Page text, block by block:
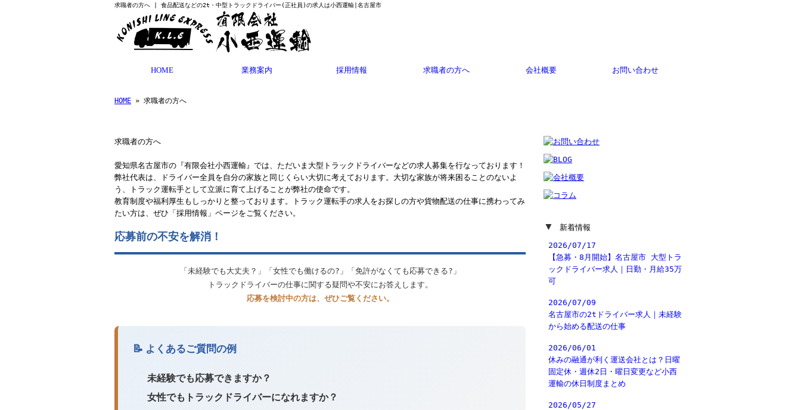
求職者の方へ | 食品配送などの2t・中型トラックドライバー(正社員)の求人は小西運輸|名古屋市
HOME 業務案内 採用情報 求職者の方へ 会社概要 お問い合わせ
HOME » 求職者の方へ
求職者の方へ
愛知県名古屋市の『有限会社小西運輸』では、ただいま大型トラックドライバーなどの求人募集を行なっております！
弊社代表は、ドライバー全員を自分の家族と同じくらい大切に考えております。大切な家族が将来困ることのないよ
う、トラック運転手として立派に育て上げることが弊社の使命です。
教育制度や福利厚生もしっかりと整っております。トラック運転手の求人をお探しの方や貨物配送の仕事に携わってみ
たい方は、ぜひ「採用情報」ページをご覧ください。
応募前の不安を解消！
「未経験でも大丈夫？」「女性でも働けるの?」「免許がなくても応募できる?」
トラックドライバーの仕事に関する疑問や不安にお答えします。
応募を検討中の方は、ぜひご覧ください。
📝 よくあるご質問の例
未経験でも応募できますか？
女性でもトラックドライバーになれますか？
▼ 新着情報
2026/07/17
【急募・8月開始】名古屋市 大型トラ
ックドライバー求人｜日勤・月給35万
可
2026/07/09
名古屋市の2tドライバー求人｜未経験
から始める配送の仕事
2026/06/01
休みの融通が利く運送会社とは？日曜
固定休・週休2日・曜日変更など小西
運輸の休日制度まとめ
2026/05/27